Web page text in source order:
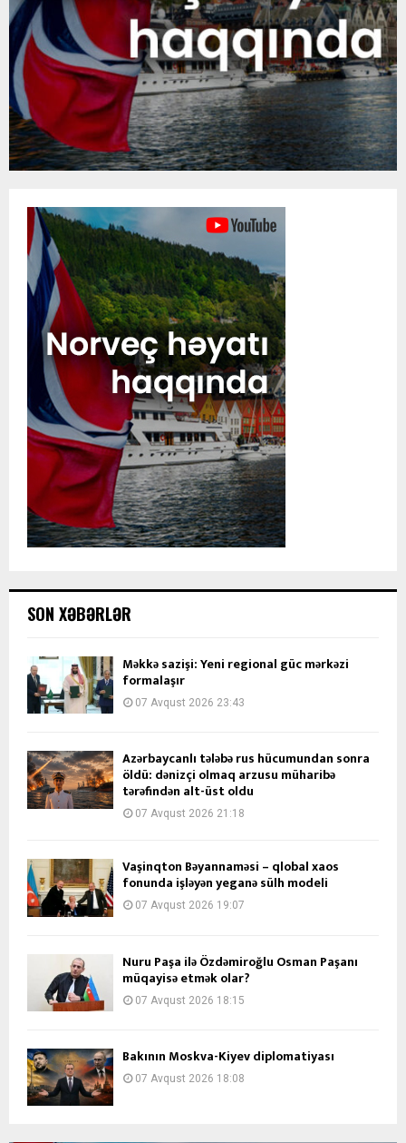
SON XƏBƏRLƏR
Məkkə sazişi: Yeni regional güc mərkəzi
formalaşır
07 Avqust 2026 23:43
Azərbaycanlı tələbə rus hücumundan sonra
öldü: dənizçi olmaq arzusu müharibə
tərəfindən alt-üst oldu
07 Avqust 2026 21:18
Vaşinqton Bəyannaməsi – qlobal xaos
fonunda işləyən yeganə sülh modeli
07 Avqust 2026 19:07
Nuru Paşa ilə Özdəmiroğlu Osman Paşanı
müqayisə etmək olar?
07 Avqust 2026 18:15
Bakının Moskva-Kiyev diplomatiyası
07 Avqust 2026 18:08